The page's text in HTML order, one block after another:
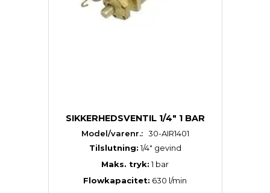
SIKKERHEDSVENTIL 1/4" 1 BAR
Model/varenr.: 30-AIR1401
Tilslutning:1/4″ gevind
Maks. tryk:1 bar
Flowkapacitet: 630 l/min